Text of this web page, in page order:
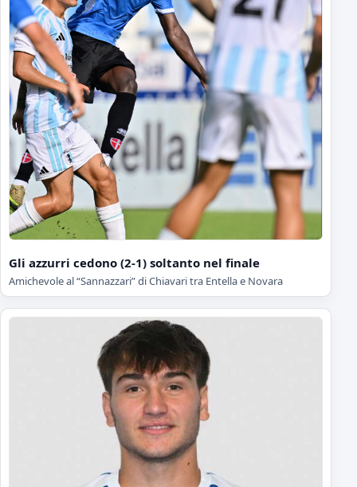
Gli azzurri cedono (2-1) soltanto nel finale
Amichevole al “Sannazzari” di Chiavari tra Entella e Novara